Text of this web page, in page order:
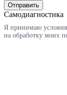
Отправить
Самодиагностика
Я принимаю условия
на обработку моих